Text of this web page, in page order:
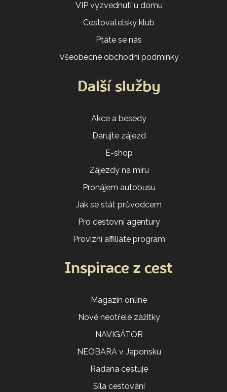
VIP vyzvednutí u domu
Cestovatelský klub
Ptáte se nás
Všeobecné obchodní podmínky
Další služby
Akce a besedy
Darujte zájezd
E-shop
Zájezdy na míru
Pronájem autobusu
Jak se stát průvodcem
Pro cestovní agentury
Provizní affiliate program
Inspirace z cest
Magazín online
Nové neotřelé zážitky
NAVIGÁTOR
NEOBARA v Japonsku
Radana cestuje
Síla cestování